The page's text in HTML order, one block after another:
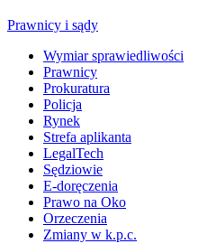
Prawnicy i sądy
Wymiar sprawiedliwości
Prawnicy
Prokuratura
Policja
Rynek
Strefa aplikanta
LegalTech
Sędziowie
E-doręczenia
Prawo na Oko
Orzeczenia
Zmiany w k.p.c.